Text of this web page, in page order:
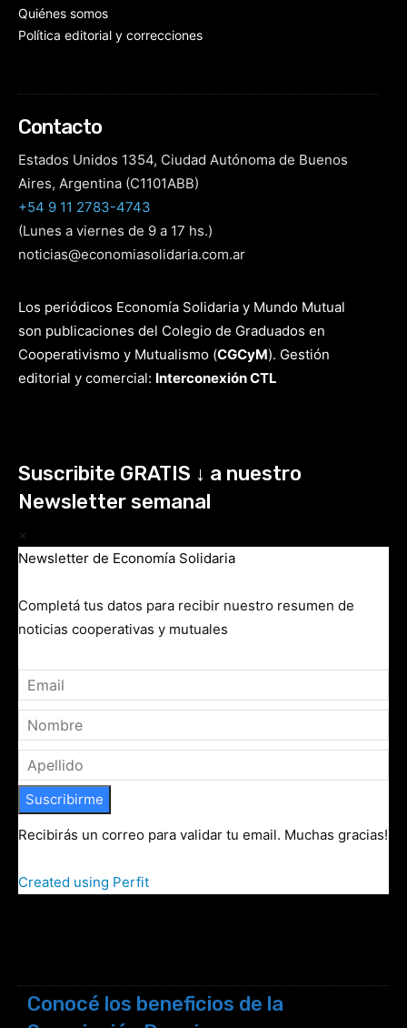
Quiénes somos
Política editorial y correcciones
Contacto
Estados Unidos 1354, Ciudad Autónoma de Buenos
Aires, Argentina (C1101ABB)
+54 9 11 2783-4743
(Lunes a viernes de 9 a 17 hs.)
noticias@economiasolidaria.com.ar
Los periódicos Economía Solidaria y Mundo Mutual
son publicaciones del Colegio de Graduados en
Cooperativismo y Mutualismo (CGCyM). Gestión
editorial y comercial: Interconexión CTL
Suscribite GRATIS ↓ a nuestro
Newsletter semanal
×
Newsletter de Economía Solidaria
Completá tus datos para recibir nuestro resumen de
noticias cooperativas y mutuales
Suscribirme
Recibirás un correo para validar tu email. Muchas gracias!
Created using Perfit
Conocé los beneficios de la